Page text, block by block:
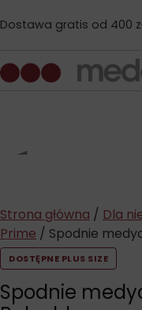
Dostawa gratis od 400
Strona główna / Dla
Prime / Spodnie
DOSTĘPNE PLUS SIZE
Spodnie